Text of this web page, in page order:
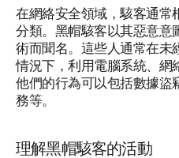
在網絡安全領域，駭客通
分類。黑帽駭客以其惡意
術而聞名。這些人通常在
情況下，利用電腦系統、網
他們的行為可以包括數據盜
務等。
理解黑帽駭客的活動